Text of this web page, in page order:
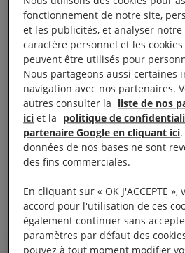
Cécile Coudriou la présidente
International France remet à
demandant la protection du
International
fonctionnement de notre site,
et les publicités, et analyser notre
caractère personnel et les
peuvent être utilisés pour
Nous partageons aussi certaines
navigation avec nos partenaires.
autres consulter la liste de nos
ici et la politique de
partenaire Google en cliquant ici
données de nos bases ne sont
des fins commerciales.
En cliquant sur « OK J'ACCEPTE
accord pour l'utilisation de ces
également continuer sans
paramètres par défaut des
pouvez à tout moment modifier